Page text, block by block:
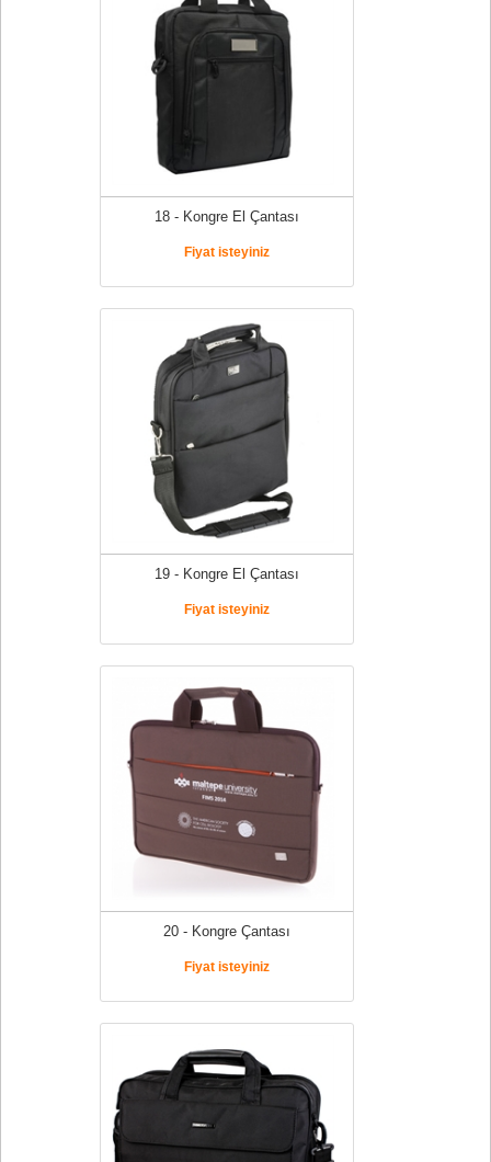
18 - Kongre El Çantası
Fiyat isteyiniz
19 - Kongre El Çantası
Fiyat isteyiniz
20 - Kongre Çantası
Fiyat isteyiniz